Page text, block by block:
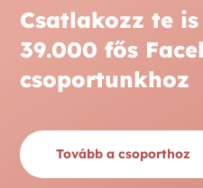
Csatlakozz te
39.000 fős
csoportunkhoz
Tovább a csoporthoz